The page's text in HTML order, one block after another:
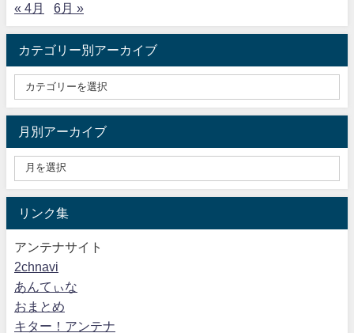
« 4月
6月 »
カテゴリー別アーカイブ
月別アーカイブ
リンク集
アンテナサイト
2chnavi
あんてぃな
おまとめ
キター！アンテナ